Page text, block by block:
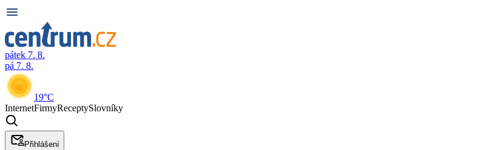
pátek 7. 8.
pá 7. 8.
19°C
InternetFirmyReceptySlovníky
Přihlášení